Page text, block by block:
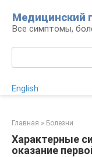
контенту
Медицинский
Все симптомы,
English
Главная » Болезни
Характерные
оказание